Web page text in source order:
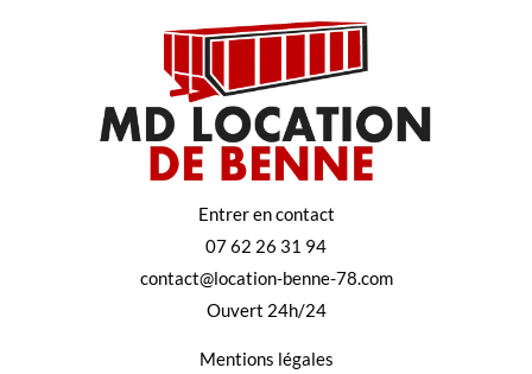
Entrer en contact
07 62 26 31 94
contact@location-benne-78.com
Ouvert 24h/24
Mentions légales